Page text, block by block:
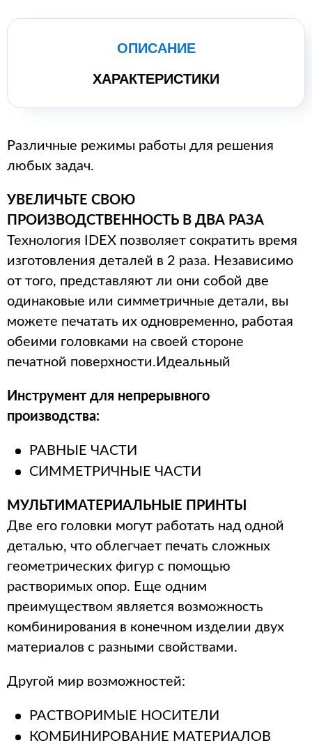
ОПИСАНИЕ
ХАРАКТЕРИСТИКИ
Различные режимы работы для решения
любых задач.
УВЕЛИЧЬТЕ СВОЮ
ПРОИЗВОДСТВЕННОСТЬ В ДВА РАЗА
Технология IDEX позволяет сократить время
изготовления деталей в 2 раза. Независимо
от того, представляют ли они собой две
одинаковые или симметричные детали, вы
можете печатать их одновременно, работая
обеими головками на своей стороне
печатной поверхности.Идеальный
Инструмент для непрерывного
производства:
РАВНЫЕ ЧАСТИ
СИММЕТРИЧНЫЕ ЧАСТИ
МУЛЬТИМАТЕРИАЛЬНЫЕ ПРИНТЫ
Две его головки могут работать над одной
деталью, что облегчает печать сложных
геометрических фигур с помощью
растворимых опор. Еще одним
преимуществом является возможность
комбинирования в конечном изделии двух
материалов с разными свойствами.
Другой мир возможностей:
РАСТВОРИМЫЕ НОСИТЕЛИ
КОМБИНИРОВАНИЕ МАТЕРИАЛОВ